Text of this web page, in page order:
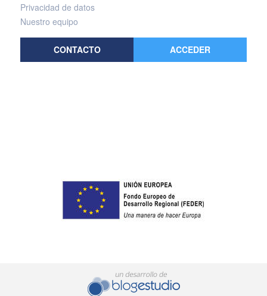
Privacidad de datos
Nuestro equipo
CONTACTO ACCEDER